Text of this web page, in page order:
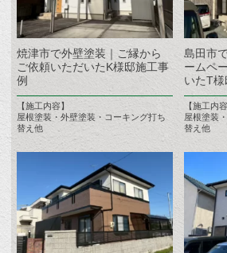
焼津市で外壁塗装｜ご縁から
ご依頼いただいたK様邸施工事
例
【施工内容】
屋根塗装・外壁塗装・コーキング打ち
替え他
島田市
ームペ
いたT様
【施工内容
屋根塗装
替え他